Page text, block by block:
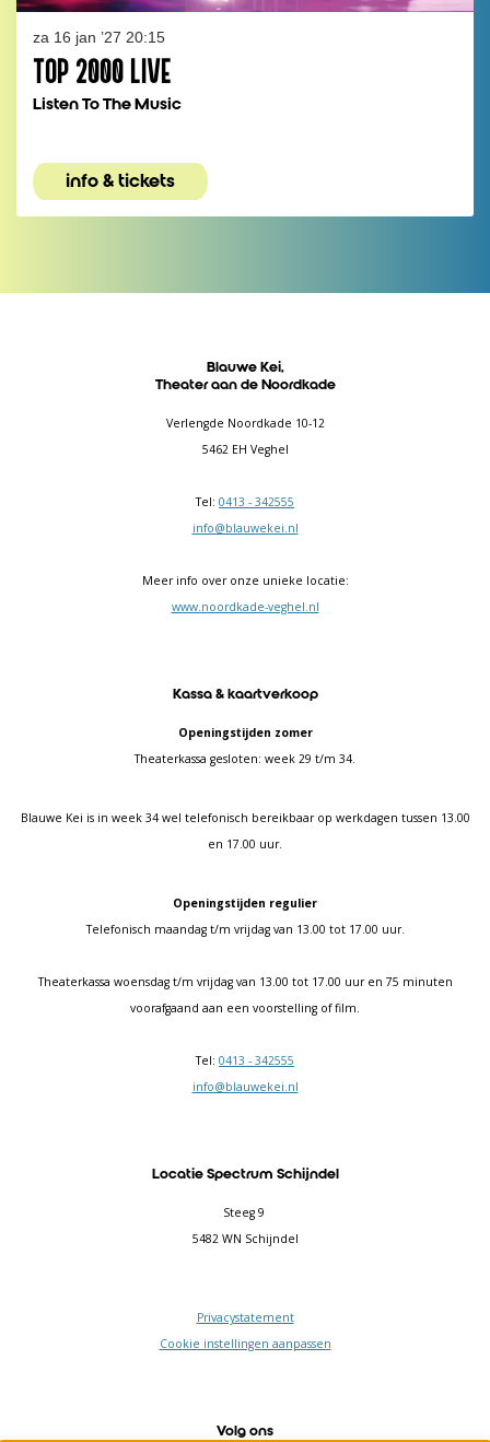
TOP 2000 LIVE
Listen To The Music
za 16 jan ’27 20:15
info & tickets
Blauwe Kei,
Theater aan de Noordkade
Verlengde Noordkade 10-12
5462 EH Veghel
Tel: 0413 - 342555
info@blauwekei.nl
Meer info over onze unieke locatie:
www.noordkade-veghel.nl
Kassa & kaartverkoop
Openingstijden zomer
Theaterkassa gesloten: week 29 t/m 34.
Blauwe Kei is in week 34 wel telefonisch bereikbaar op werkdagen tussen 13.00
en 17.00 uur.
Openingstijden regulier
Telefonisch maandag t/m vrijdag van 13.00 tot 17.00 uur.
Theaterkassa woensdag t/m vrijdag van 13.00 tot 17.00 uur en 75 minuten
voorafgaand aan een voorstelling of film.
Tel: 0413 - 342555
info@blauwekei.nl
Locatie Spectrum Schijndel
Steeg 9
5482 WN Schijndel
Privacystatement
Cookie instellingen aanpassen
Volg ons